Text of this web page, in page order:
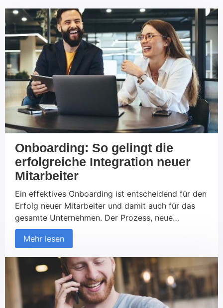
Onboarding: So gelingt die
erfolgreiche Integration neuer
Mitarbeiter
Ein effektives Onboarding ist entscheidend für den
Erfolg neuer Mitarbeiter und damit auch für das
gesamte Unternehmen. Der Prozess, neue
Mitarbeiter willkommen zu heißen und in die
Unternehmenskultur sowie ihre Aufgaben
langfristige Zufriedenheit, Motivation und
Produktivität. Unternehmen, die den Onboarding-
Prozess optimieren, profitieren nicht nur von einer
schnelleren Einarbeitung, sondern […]
Mehr lesen